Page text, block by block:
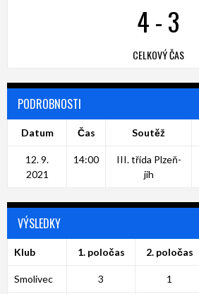
4-3
CELKOVÝ ČAS
PODROBNOSTI
Datum Čas Soutěž
12. 9.
2021
14:00
III. třída Plzeň-
jih
VÝSLEDKY
Klub 1. poločas 2. poločas
Smolivec 3 1